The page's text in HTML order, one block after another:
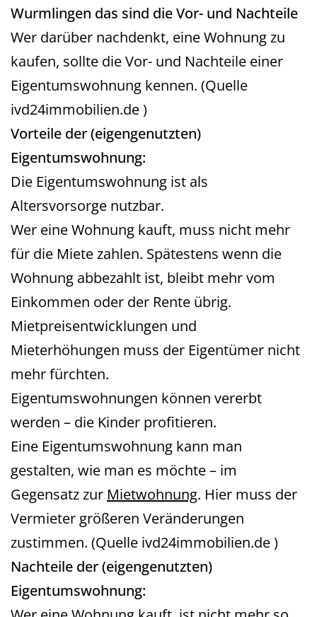
Wurmlingen das sind die Vor- und Nachteile
Wer darüber nachdenkt, eine Wohnung zu
kaufen, sollte die Vor- und Nachteile einer
Eigentumswohnung kennen. (Quelle
ivd24immobilien.de )
Vorteile der (eigengenutzten)
Eigentumswohnung:
Die Eigentumswohnung ist als
Altersvorsorge nutzbar.
Wer eine Wohnung kauft, muss nicht mehr
für die Miete zahlen. Spätestens wenn die
Wohnung abbezahlt ist, bleibt mehr vom
Einkommen oder der Rente übrig.
Mietpreisentwicklungen und
Mieterhöhungen muss der Eigentümer nicht
mehr fürchten.
Eigentumswohnungen können vererbt
werden – die Kinder profitieren.
Eine Eigentumswohnung kann man
gestalten, wie man es möchte – im
Gegensatz zur Mietwohnung. Hier muss der
Vermieter größeren Veränderungen
zustimmen. (Quelle ivd24immobilien.de )
Nachteile der (eigengenutzten)
Eigentumswohnung: